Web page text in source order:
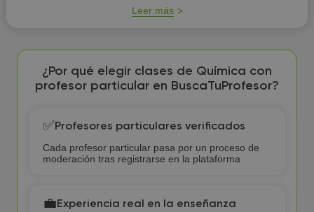
Leer más
¿Por qué elegir clases de Química con
profesor particular en BuscaTuProfesor?
✅Profesores particulares verificados
Cada profesor particular pasa por un proceso de
moderación tras registrarse en la plataforma
💼Experiencia real en la enseñanza